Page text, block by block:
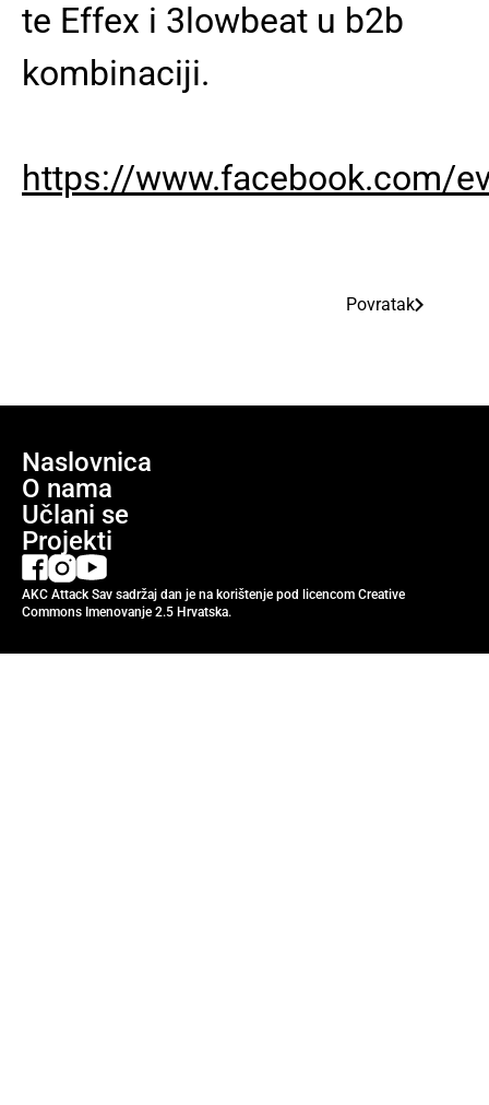
te Effex i 3lowbeat u b2b
kombinaciji.
https://www.facebook.com/
Povratak
Naslovnica
O nama
Učlani se
Projekti
AKC Attack Sav sadržaj dan je na korištenje pod licencom Creative
Commons Imenovanje 2.5 Hrvatska.